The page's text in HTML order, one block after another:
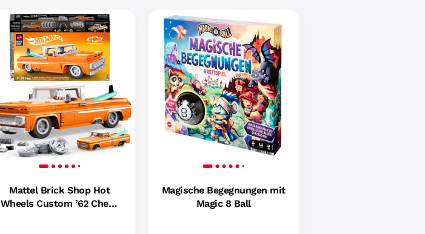
Mattel Brick Shop Hot
Wheels Custom ’62 Chevy
Magische Begegnungen mit
Magic 8 Ball